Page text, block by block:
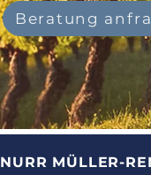
Beratung
MÜLLER-